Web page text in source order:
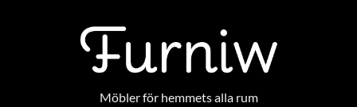
Möbler för hemmets alla rum